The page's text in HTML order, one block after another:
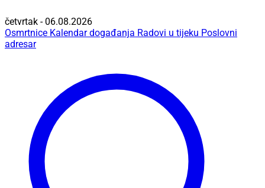
četvrtak - 06.08.2026
Osmrtnice Kalendar događanja Radovi u tijeku Poslovni
adresar